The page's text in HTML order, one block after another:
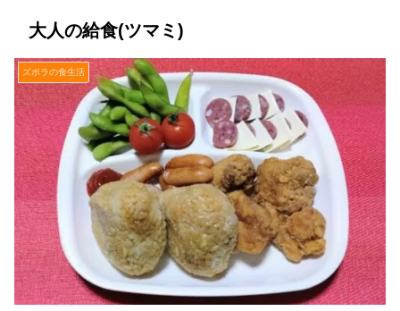
大人の給食(ツマミ)
ズボラの食生活